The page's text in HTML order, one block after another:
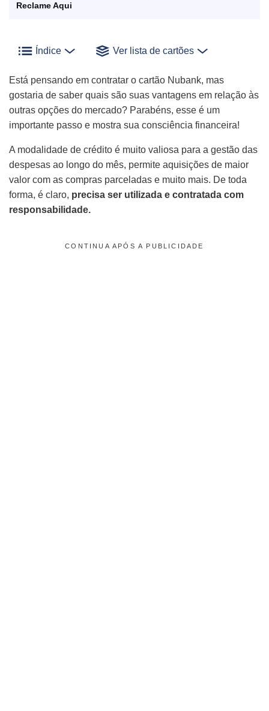
Reclame Aqui
Índice Ver lista de cartões
Está pensando em contratar o cartão Nubank, mas
gostaria de saber quais são suas vantagens em relação às
outras opções do mercado? Parabéns, esse é um
importante passo e mostra sua consciência financeira!
A modalidade de crédito é muito valiosa para a gestão das
despesas ao longo do mês, permite aquisições de maior
valor com as compras parceladas e muito mais. De toda
forma, é claro, precisa ser utilizada e contratada com
responsabilidade.
CONTINUA APÓS A PUBLICIDADE